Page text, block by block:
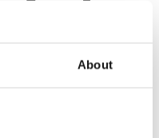
About